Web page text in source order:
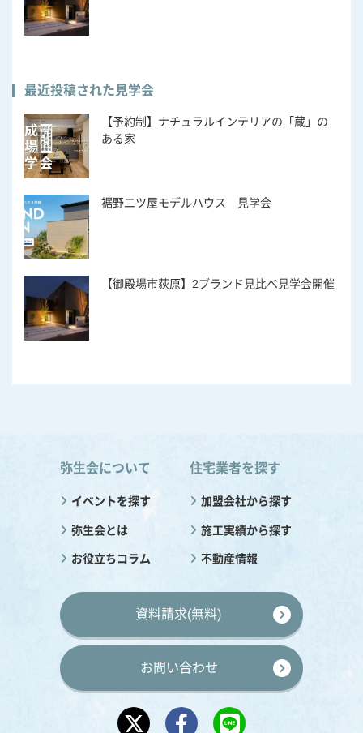
最近投稿された見学会
【予約制】ナチュラルインテリアの「蔵」の
ある家
裾野二ツ屋モデルハウス 見学会
【御殿場市荻原】2ブランド見比べ見学会開催
弥生会について
イベントを探す
弥生会とは
お役立ちコラム
住宅業者を探す
加盟会社から探す
施工実績から探す
不動産情報
資料請求(無料)
お問い合わせ